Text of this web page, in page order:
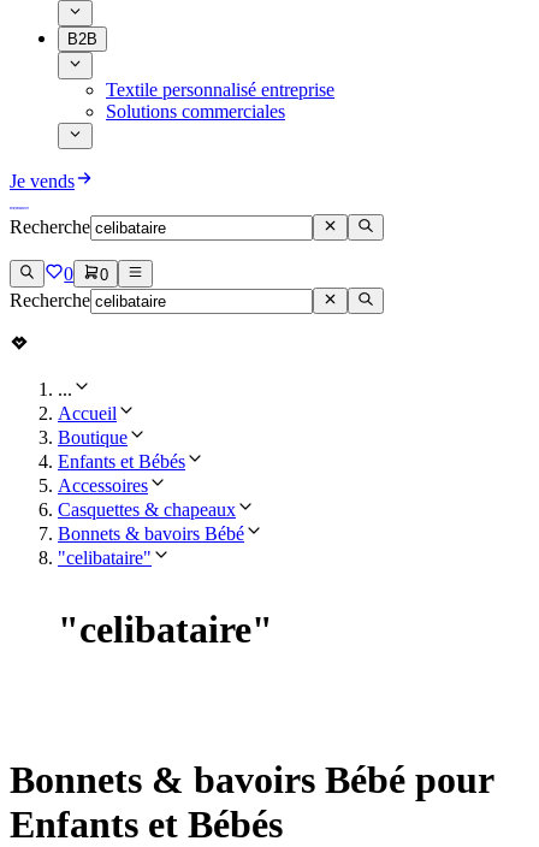
B2B
Textile personnalisé entreprise
Solutions commerciales
Je vends
Recherche
0 0
Recherche
...
Accueil
Boutique
Enfants et Bébés
Accessoires
Casquettes & chapeaux
Bonnets & bavoirs Bébé
"celibataire"
"celibataire"
Bonnets & bavoirs Bébé pour
Enfants et Bébés